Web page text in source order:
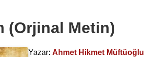
(Orjinal Metin)
Yazar: Ahmet Hikmet Müftüoğlu